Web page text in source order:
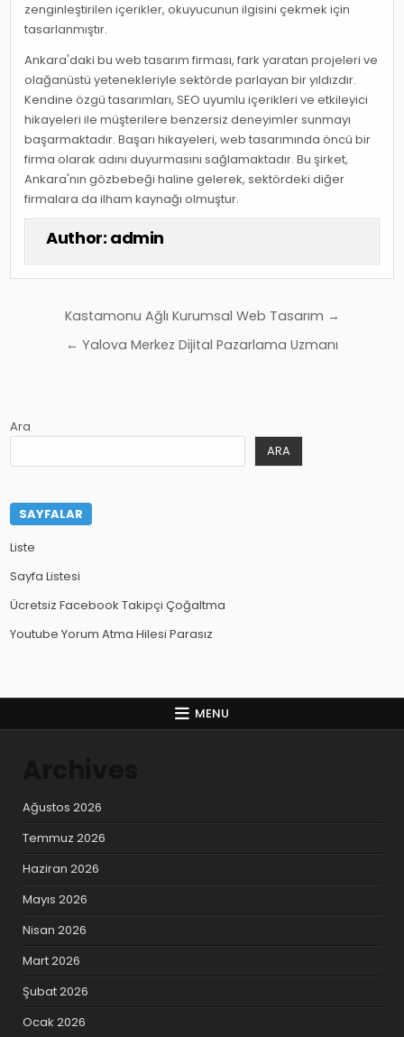
zenginleştirilen içerikler, okuyucunun ilgisini çekmek için
tasarlanmıştır.
Ankara'daki bu web tasarım firması, fark yaratan projeleri ve
olağanüstü yetenekleriyle sektörde parlayan bir yıldızdır.
Kendine özgü tasarımları, SEO uyumlu içerikleri ve etkileyici
hikayeleri ile müşterilere benzersiz deneyimler sunmayı
başarmaktadır. Başarı hikayeleri, web tasarımında öncü bir
firma olarak adını duyurmasını sağlamaktadır. Bu şirket,
Ankara'nın gözbebeği haline gelerek, sektördeki diğer
firmalara da ilham kaynağı olmuştur.
Author: admin
Yazı
gezinmesi
Kastamonu Ağlı Kurumsal Web Tasarım →
← Yalova Merkez Dijital Pazarlama Uzmanı
Ara
ARA
SAYFALAR
Liste
Sayfa Listesi
Ücretsiz Facebook Takipçi Çoğaltma
Youtube Yorum Atma Hilesi Parasız
MENU
Ağustos 2026
Temmuz 2026
Haziran 2026
Mayıs 2026
Nisan 2026
Mart 2026
Şubat 2026
Ocak 2026